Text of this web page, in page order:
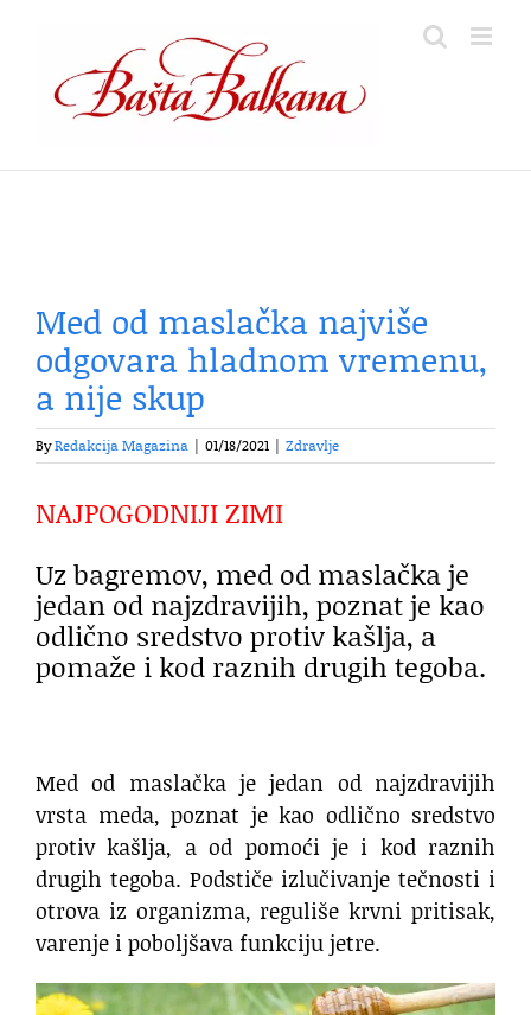
content
Med od maslačka najviše
odgovara hladnom vremenu,
a nije skup
ByRedakcija Magazina 01/18/2021 Zdravlje
NAJPOGODNIJI ZIMI
Uz bagremov, med od maslačka je
jedan od najzdravijih, poznat je kao
odlično sredstvo protiv kašlja, a
pomaže i kod raznih drugih tegoba.
Med od maslačka je jedan od najzdravijih
vrsta meda, poznat je kao odlično sredstvo
protiv kašlja, a od pomoći je i kod raznih
drugih tegoba. Podstiče izlučivanje tečnosti i
otrova iz organizma, reguliše krvni pritisak,
varenje i poboljšava funkciju jetre.